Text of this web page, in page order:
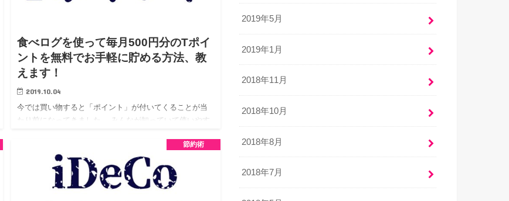
食べログを使って毎月500円分のTポイ
ントを無料でお手軽に貯める方法、教
えます！
2019.10.04
今では買い物すると「ポイント」が付いてくることが当
たり前になってきました。 みんなが知っていて使いやす
うか？ ファミマや提携スーパーで買い物をするときに
「Tカード」をレ…
節約術
2019年5月
2019年1月
2018年11月
2018年10月
2018年8月
2018年7月